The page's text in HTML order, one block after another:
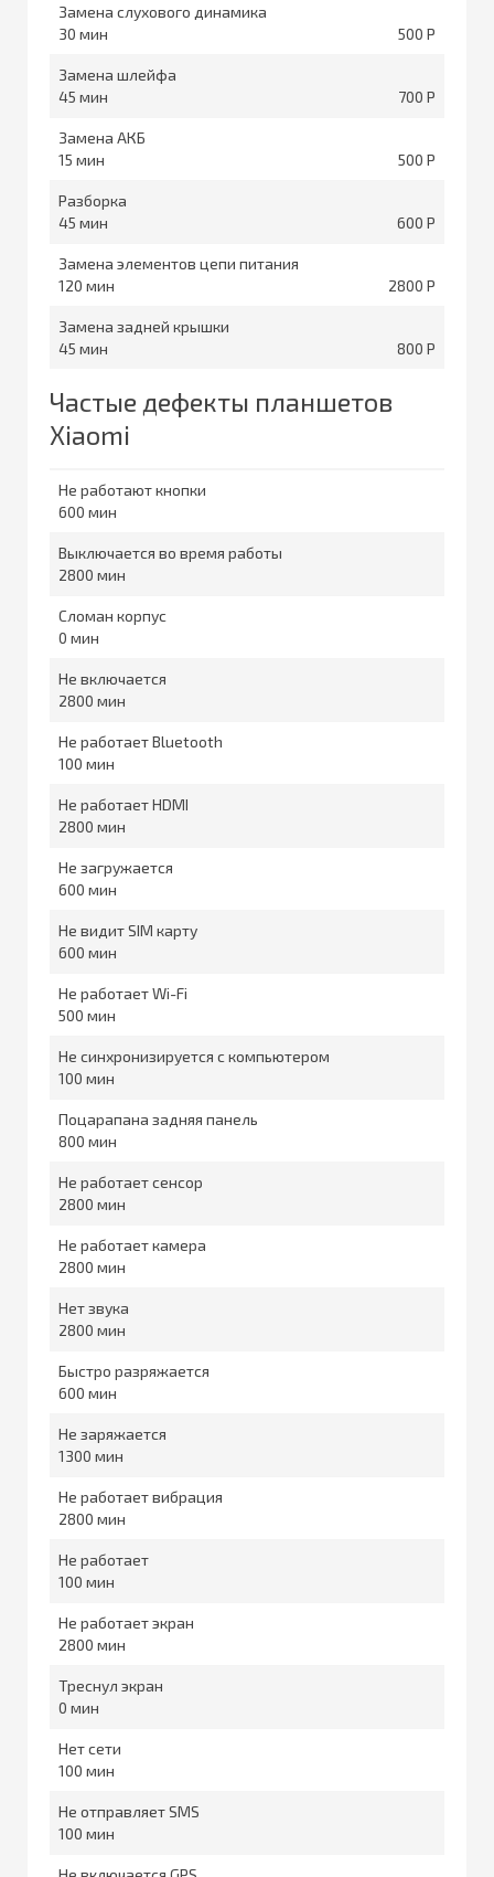
Замена слухового динамика
30
500
Замена шлейфа
45
700
Замена АКБ
15
500
Разборка
45
600
Замена элементов цепи питания
120
2800
Замена задней крышки
45
800
Частые дефекты планшетов
Xiaomi
Не работают кнопки
600
Выключается во время работы
2800
Сломан корпус
0
Не включается
2800
Не работает Bluetooth
100
Не работает HDMI
2800
Не загружается
600
Не видит SIM карту
600
Не работает Wi-Fi
500
Не синхронизируется с компьютером
100
Поцарапана задняя панель
800
Не работает сенсор
2800
Не работает камера
2800
Нет звука
2800
Быстро разряжается
600
Не заряжается
1300
Не работает вибрация
2800
Не работает
100
Не работает экран
2800
Треснул экран
0
Нет сети
100
Не отправляет SMS
100